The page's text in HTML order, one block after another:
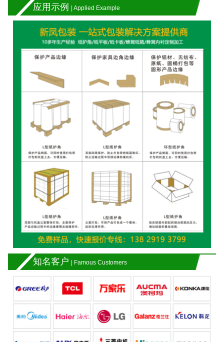
应用示例 | Applied Example
知名客户 | Famous Customers